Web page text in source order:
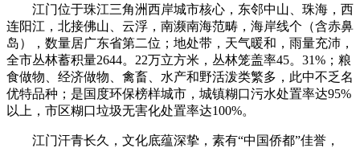
江门位于珠江三角洲西岸城市核心，东邻中山、珠海，西
连阳江，北接佛山、云浮，南濒南海范畴，海岸线个（含赤鼻
岛），数量居广东省第二位；地处带，天气暖和，雨量充沛，
全市丛林蓄积量2644。22万立方米，丛林笼盖率45。31%；粮
食做物、经济做物、禽畜、水产和野活泼类繁多，此中不乏名
优特品种；是国度环保榜样城市，城镇糊口污水处置率达95%
以上，市区糊口垃圾无害化处置率达100%。
江门汗青长久，文化底蕴深挚，素有“中国侨都”佳誉，